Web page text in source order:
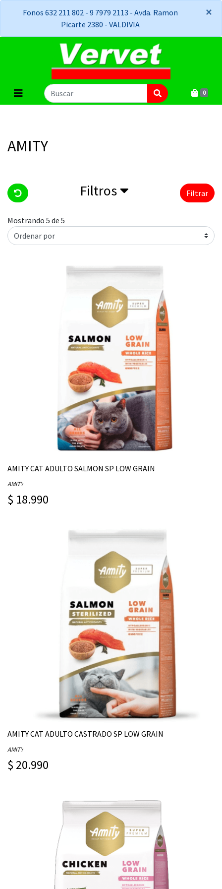
Fonos 632 211 802 - 9 7979 2113 - Avda. Ramon
Picarte 2380 - VALDIVIA
×
×
0
AMITY
Filtros Filtrar
Mostrando 5 de 5
AMITY CAT ADULTO SALMON SP LOW GRAIN
AMITY
$ 18.990
AMITY CAT ADULTO CASTRADO SP LOW GRAIN
AMITY
$ 20.990